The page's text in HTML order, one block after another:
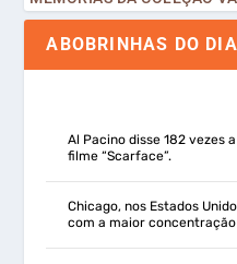
ABOBRINHAS DO DIA
Al Pacino disse 182 vezes
filme “Scarface”.
Chicago, nos Estados
com a maior concentração